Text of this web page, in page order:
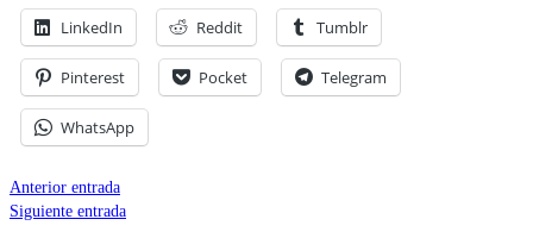
LinkedIn Reddit Tumblr
Pinterest Pocket Telegram
WhatsApp
Anterior entrada
Siguiente entrada